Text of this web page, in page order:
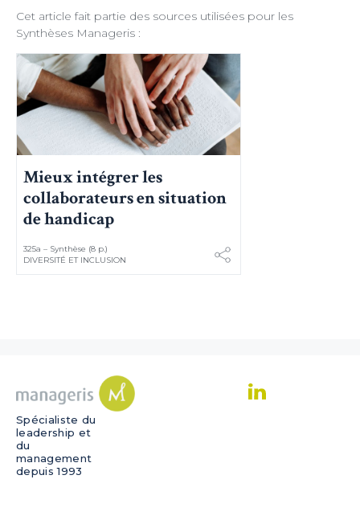
Cet article fait partie des sources utilisées pour les
Synthèses Manageris :
Mieux intégrer les
collaborateurs en situation
de handicap
325a – Synthèse (8 p.)
DIVERSITÉ ET INCLUSION
Spécialiste du
leadership et
du
management
depuis 1993